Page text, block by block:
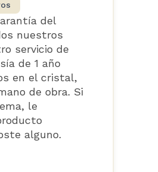
del
nuestros
servicio de
de 1 año
en el cristal,
de obra. Si
le
alguno.